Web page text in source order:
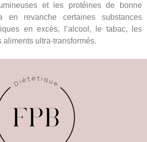
et les protéines de bonne
en revanche certaines substances
en excès, l’alcool, le tabac, les
aliments ultra-transformés.